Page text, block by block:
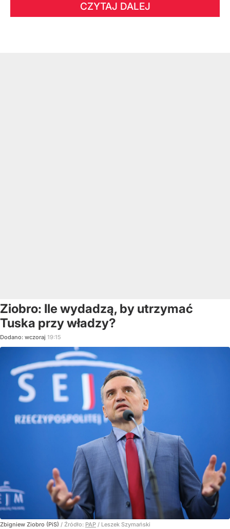
CZYTAJ DALEJ
Ziobro: Ile wydadzą, by utrzymać
Tuska przy władzy?
Dodano: wczoraj 19:15
Zbigniew Ziobro (PiS) / Źródło: PAP / Leszek Szymański